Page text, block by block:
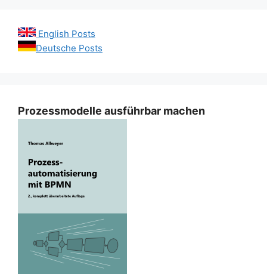
English Posts
Deutsche Posts
Prozessmodelle ausführbar machen